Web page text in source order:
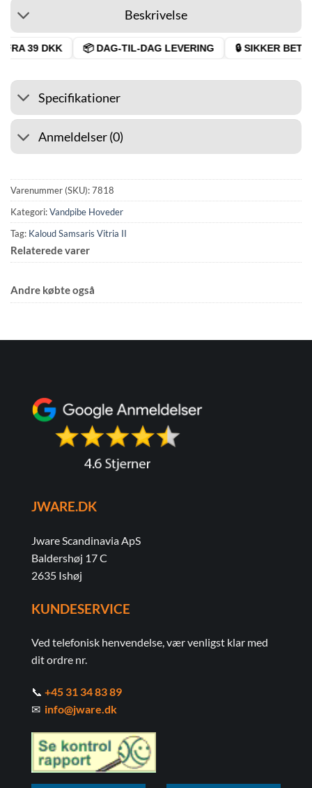
Beskrivelse
39 DKK 📦 DAG-TIL-DAG LEVERING 🔒 SIKKER
Specifikationer
Anmeldelser (0)
Varenummer (SKU):7818
Kategori:Vandpibe Hoveder
Tag: Kaloud Samsaris Vitria II
Relaterede varer
Andre købte også
JWARE.DK
Jware Scandinavia ApS
Baldershøj 17 C
2635 Ishøj
KUNDESERVICE
Ved telefonisk henvendelse, vær venligst klar med
dit ordre nr.
📞 +45 31 34 83 89
✉ info@jware.dk